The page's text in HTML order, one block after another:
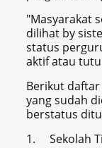
"Masyarakat
dilihat by
status
aktif atau
Berikut
yang sudah
berstatus
1. Sekolah